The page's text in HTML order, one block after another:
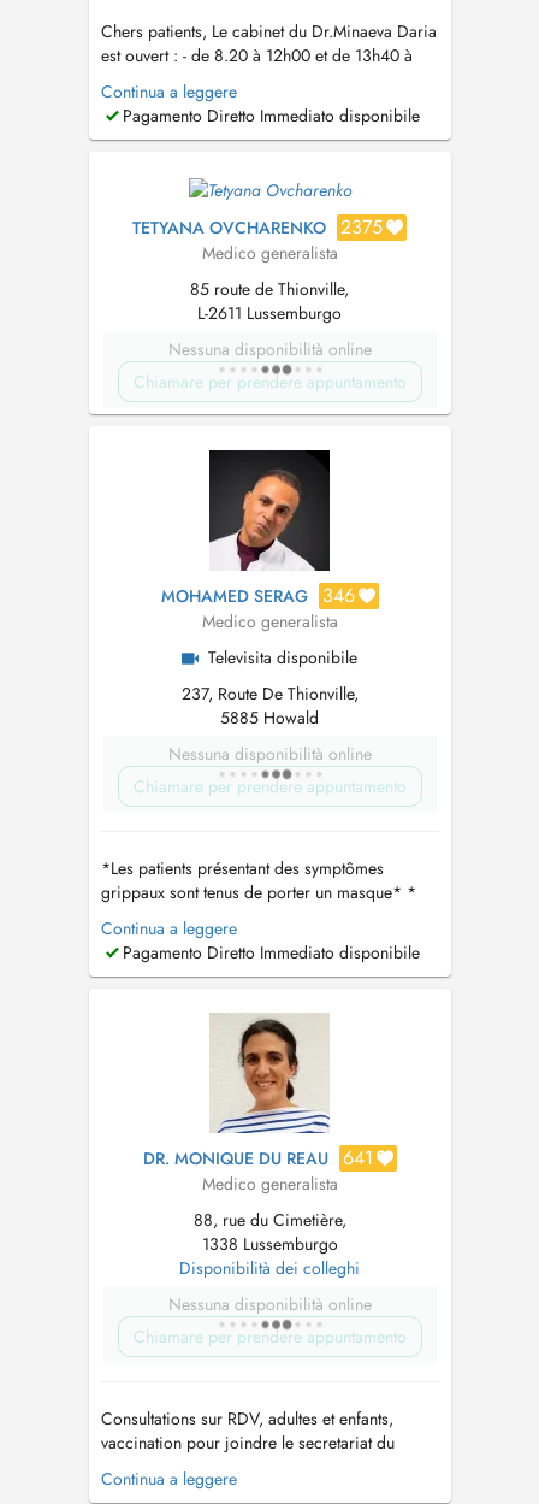
Chers patients, Le cabinet du Dr.Minaeva Daria
est ouvert : - de 8.20 à 12h00 et de 13h40 à
18.00 du lundi au jeudi - de 8h00 à 12h00 et
de 13h40 à 17h00 le vendredi - Pas de
consultation le samedi - pas de video -
Vous pouvez prendre r...
Continua a leggere
Pagamento Diretto Immediato disponibile
TETYANA OVCHARENKO 2375
Medico generalista
85 route de Thionville,
L-2611 Lussemburgo
Nessuna disponibilità online
Chiamare per prendere appuntamento
MOHAMED SERAG 346
Medico generalista
Televisita disponibile
237, Route De Thionville,
5885 Howald
Nessuna disponibilità online
Chiamare per prendere appuntamento
*Les patients présentant des symptômes
grippaux sont tenus de porter un masque* *
vidéo consultation possible via Doctena*
Cabinet de médecine interne & médecine
générale Consultations médicales en visant les
maladies infectieuses compatibles ave...
Continua a leggere
Pagamento Diretto Immediato disponibile
DR. MONIQUE DU REAU 641
Medico generalista
88, rue du Cimetière,
1338 Lussemburgo
Disponibilità dei colleghi
Nessuna disponibilità online
Chiamare per prendere appuntamento
Consultations sur RDV, adultes et enfants,
vaccination pour joindre le secretariat du
cabinet medical: 20 60 10 02. Experience
professionnelle -Luxembourg, depuis aout
Continua a leggere